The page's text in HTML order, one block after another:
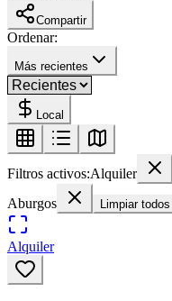
Compartir
Ordenar:
Más recientes
Local
Filtros activos:Alquiler
Aburgos
Limpiar todos
Alquiler